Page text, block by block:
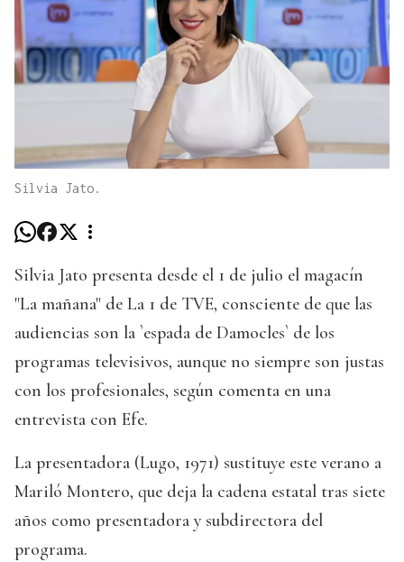
Silvia Jato.
Silvia Jato presenta desde el 1 de julio el magacín
"La mañana" de La 1 de TVE, consciente de que las
audiencias son la `espada de Damocles` de los
programas televisivos, aunque no siempre son justas
con los profesionales, según comenta en una
entrevista con Efe.
La presentadora (Lugo, 1971) sustituye este verano a
Mariló Montero, que deja la cadena estatal tras siete
años como presentadora y subdirectora del
programa.